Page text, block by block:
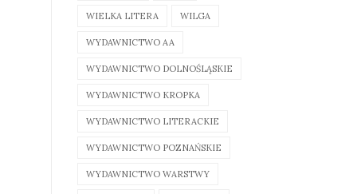
WIELKA LITERA WILGA
WYDAWNICTWO AA
WYDAWNICTWO DOLNOŚLĄSKIE
WYDAWNICTWO KROPKA
WYDAWNICTWO LITERACKIE
WYDAWNICTWO POZNAŃSKIE
WYDAWNICTWO WARSTWY